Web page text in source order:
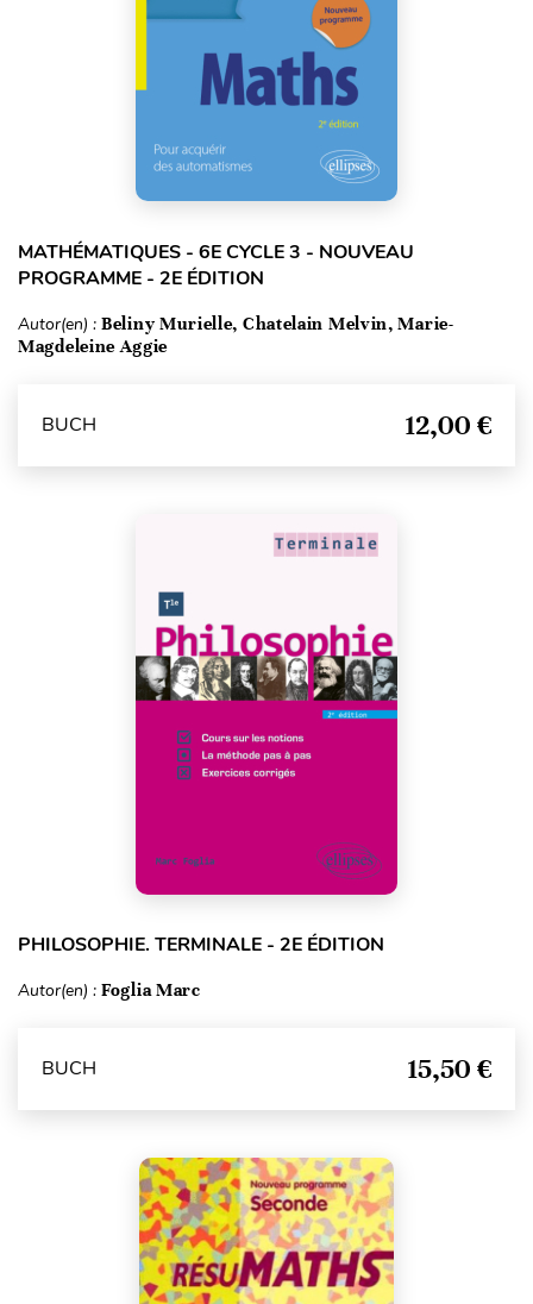
MATHÉMATIQUES - 6E CYCLE 3 - NOUVEAU
PROGRAMME - 2E ÉDITION
Autor(en) : Beliny Murielle, Chatelain Melvin, Marie-
Magdeleine Aggie
BUCH 12,00 €
PHILOSOPHIE. TERMINALE - 2E ÉDITION
Autor(en) : Foglia Marc
BUCH 15,50 €